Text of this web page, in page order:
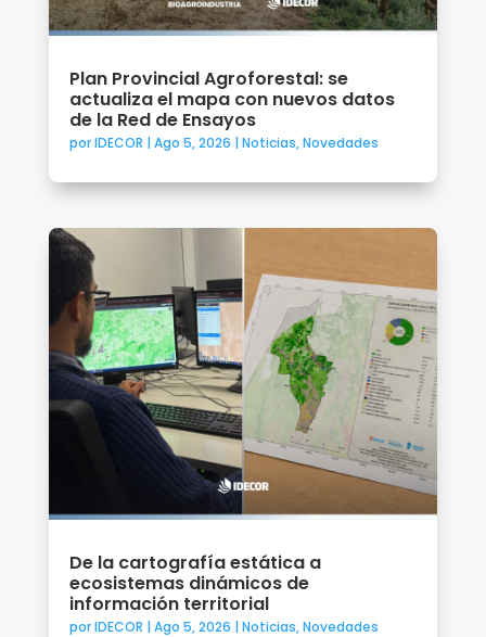
Plan Provincial Agroforestal: se
actualiza el mapa con nuevos datos
de la Red de Ensayos
porIDECOR | Ago 5, 2026 | Noticias,Novedades
De la cartografía estática a
ecosistemas dinámicos de
información territorial
porIDECOR | Ago 5, 2026 | Noticias,Novedades